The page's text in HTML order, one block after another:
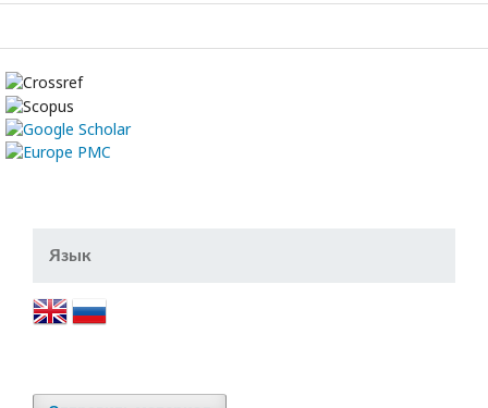
Язык